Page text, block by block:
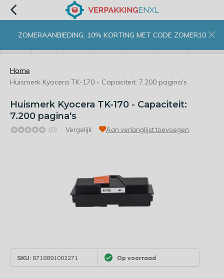
ZOMERAANBIEDING: 10% KORTING MET CODE ZOMER10
Home
Huismerk Kyocera TK-170 - Capaciteit: 7.200 pagina's
Huismerk Kyocera TK-170 - Capaciteit:
7.200 pagina's
(0) Vergelijk Aan verlanglijst toevoegen
SKU: 8718891002271 Op voorraad